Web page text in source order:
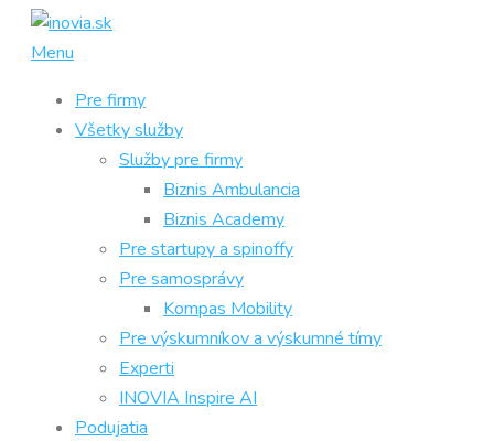
Prejsť
Menu
Pre firmy
Všetky služby
Služby pre firmy
Biznis Ambulancia
Biznis Academy
Pre startupy a spinoffy
Pre samosprávy
Kompas Mobility
Pre výskumníkov a výskumné tímy
Experti
INOVIA Inspire AI
Podujatia